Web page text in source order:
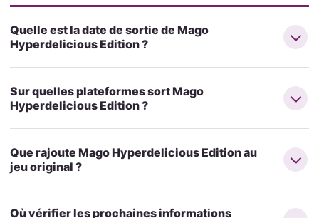
Quelle est la date de sortie de Mago
Hyperdelicious Edition ?
Sur quelles plateformes sort Mago
Hyperdelicious Edition ?
Que rajoute Mago Hyperdelicious Edition au
jeu original ?
Où vérifier les prochaines informations